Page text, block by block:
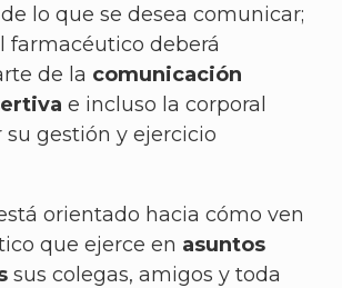
lo que se desea comunicar;
farmacéutico deberá
de la comunicación
e incluso la corporal
su gestión y ejercicio
orientado hacia cómo ven
que ejerce en asuntos
sus colegas, amigos y toda